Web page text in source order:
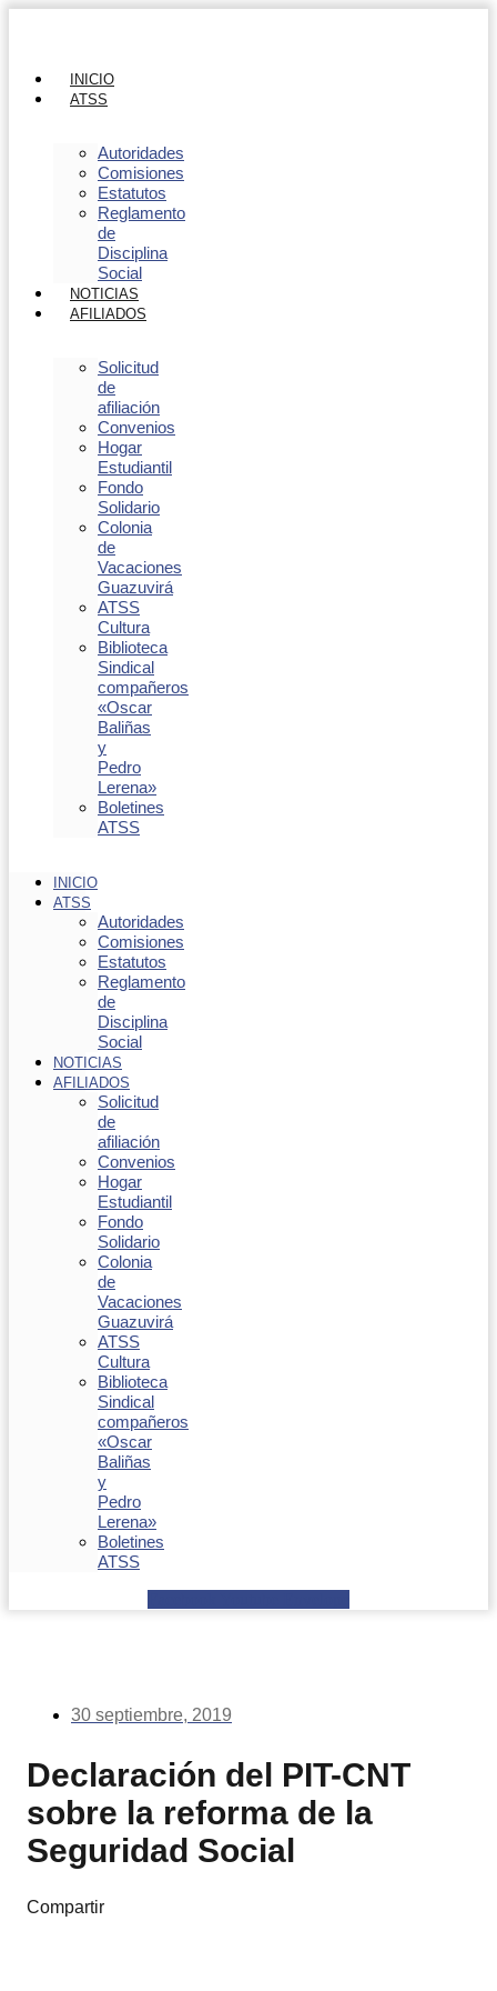
INICIO
ATSS
Autoridades
Comisiones
Estatutos
Reglamento
de
Disciplina
Social
NOTICIAS
AFILIADOS
Solicitud
de
afiliación
Convenios
Hogar
Estudiantil
Fondo
Solidario
Colonia
de
Vacaciones
Guazuvirá
ATSS
Cultura
Biblioteca
Sindical
compañeros
«Oscar
Baliñas
y
Pedro
Lerena»
Boletines
ATSS
INICIO
ATSS
Autoridades
Comisiones
Estatutos
Reglamento
de
Disciplina
Social
NOTICIAS
AFILIADOS
Solicitud
de
afiliación
Convenios
Hogar
Estudiantil
Fondo
Solidario
Colonia
de
Vacaciones
Guazuvirá
ATSS
Cultura
Biblioteca
Sindical
compañeros
«Oscar
Baliñas
y
Pedro
Lerena»
Boletines
ATSS
30 septiembre, 2019
Declaración del PIT-CNT
sobre la reforma de la
Seguridad Social
Compartir